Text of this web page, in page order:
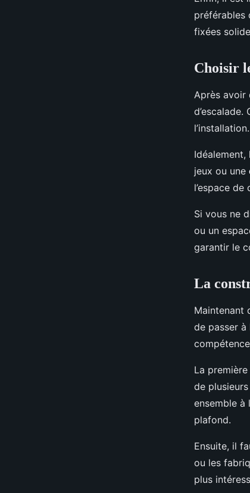
préférables
fixées
Choisir
Après avoir
l’installation.
Idéalement,
jeux ou une
l’espace de
Si vous ne
ou un
garantir le
La
Maintenant
de passer à
La
de plusieurs
ensemble à
plafond.
Ensuite, il
ou les
plus